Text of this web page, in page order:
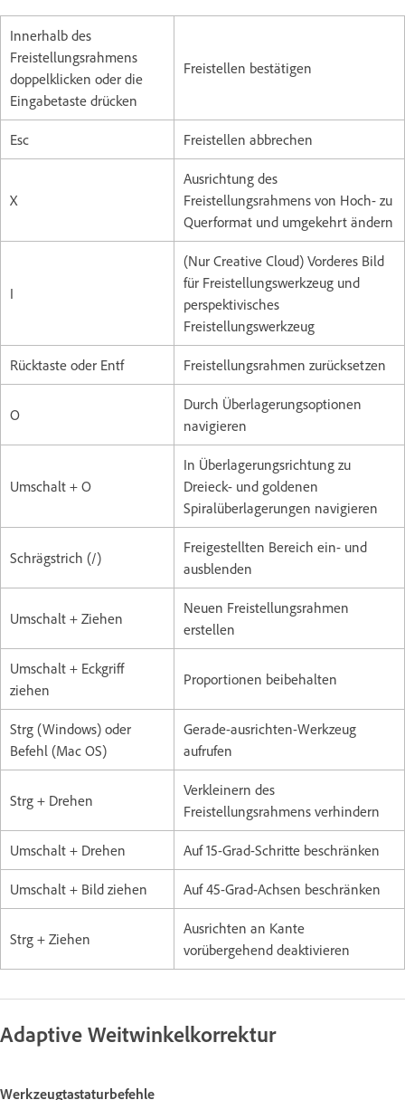
Innerhalb des
Freistellungsrahmens
doppelklicken oder die
Eingabetaste drücken
Freistellen bestätigen
Esc Freistellen abbrechen
X
Ausrichtung des
Freistellungsrahmens von Hoch- zu
Querformat und umgekehrt ändern
I
(Nur Creative Cloud) Vorderes Bild
für Freistellungswerkzeug und
perspektivisches
Freistellungswerkzeug
Rücktaste oder Entf Freistellungsrahmen zurücksetzen
O
Durch Überlagerungsoptionen
navigieren
Umschalt + O
In Überlagerungsrichtung zu
Dreieck- und goldenen
Spiralüberlagerungen navigieren
Schrägstrich (/)
Freigestellten Bereich ein- und
ausblenden
Umschalt + Ziehen
Neuen Freistellungsrahmen
erstellen
Umschalt + Eckgriff
ziehen
Proportionen beibehalten
Strg (Windows) oder
Befehl (Mac OS)
Gerade-ausrichten-Werkzeug
aufrufen
Strg + Drehen
Verkleinern des
Freistellungsrahmens verhindern
Umschalt + Drehen Auf 15-Grad-Schritte beschränken
Umschalt + Bild ziehen Auf 45-Grad-Achsen beschränken
Strg + Ziehen
Ausrichten an Kante
vorübergehend deaktivieren
Adaptive Weitwinkelkorrektur
Werkzeugtastaturbefehle